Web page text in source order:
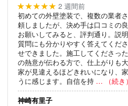
★★★★★ 2 週間前
初めての外壁塗装で、複数の業者
頼しましたが、決め手は口コミの
お願いしてみると、評判通り。説
質問にも分かりやすく答えてくだ
せできました。施工してくださっ
の熱意が伝わる方で、仕上がりも
家が見違えるほどきれいになり、
うに感じます。自信を持 … （続き）
神崎有里子